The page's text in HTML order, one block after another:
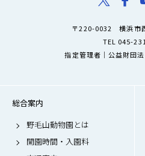
〒220-0032 横浜市
TEL 045-
指定管理者｜公益財団
総合案内
野毛山動物園とは
開園時間・入園料